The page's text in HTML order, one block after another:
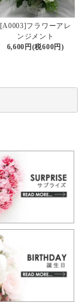
[A0003]フラワーアレ
ンジメント
6,600円(税600円)